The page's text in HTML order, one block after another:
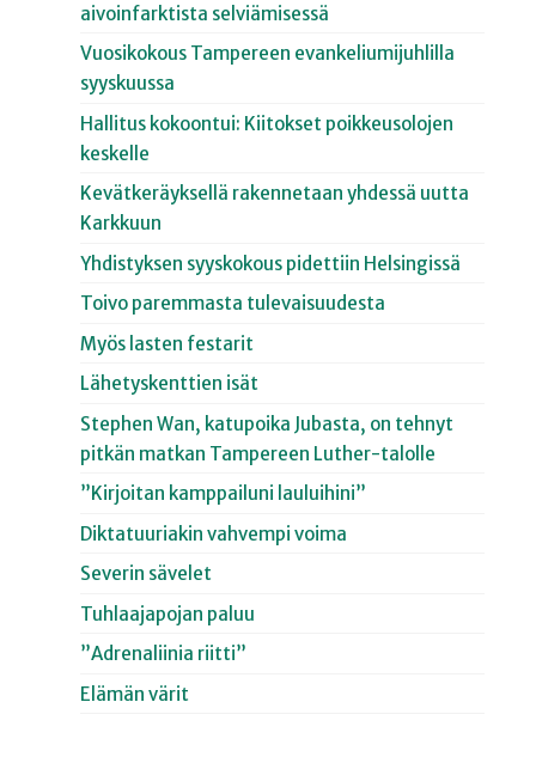
aivoinfarktista selviämisessä
Vuosikokous Tampereen evankeliumijuhlilla
syyskuussa
Hallitus kokoontui: Kiitokset poikkeusolojen
keskelle
Kevätkeräyksellä rakennetaan yhdessä uutta
Karkkuun
Yhdistyksen syyskokous pidettiin Helsingissä
Toivo paremmasta tulevaisuudesta
Myös lasten festarit
Lähetyskenttien isät
Stephen Wan, katupoika Jubasta, on tehnyt
pitkän matkan Tampereen Luther-talolle
”Kirjoitan kamppailuni lauluihini”
Diktatuuriakin vahvempi voima
Severin sävelet
Tuhlaajapojan paluu
”Adrenaliinia riitti”
Elämän värit